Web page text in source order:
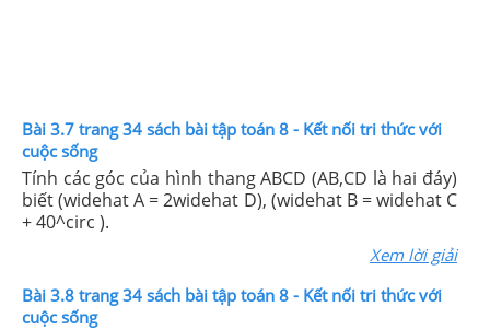
Bài 3.7 trang 34 sách bài tập toán 8 - Kết nối tri thức với
cuộc sống
Tính các góc của hình thang ABCD (AB,CD là hai đáy)
biết (widehat A = 2widehat D), (widehat B = widehat C
+ 40^circ ).
Xem lời giải
Bài 3.8 trang 34 sách bài tập toán 8 - Kết nối tri thức với
cuộc sống